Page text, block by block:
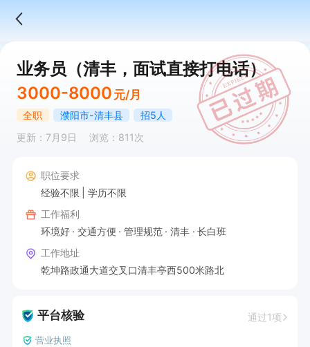
业务员（清丰，面试直接打电话）
3000-8000 元/月
全职 濮阳市-清丰县
招5人
更新：7月9日
浏览：811次
职位要求
经验不限
学历不限
工作福利
环境好
交通方便 管理规范 清丰
长白班
工作地址
乾坤路政通大道交叉口清丰亭西500米路北
平台核验 通过1项
营业执照